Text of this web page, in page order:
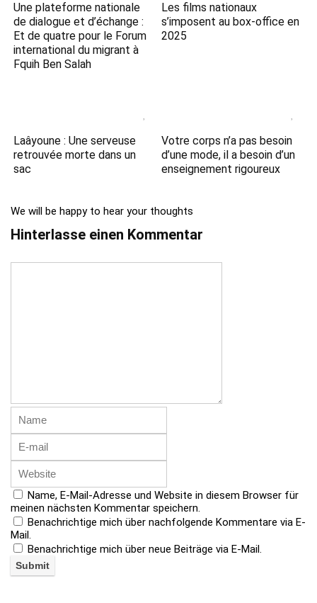
Une plateforme nationale
de dialogue et d’échange :
Et de quatre pour le Forum
international du migrant à
Fquih Ben Salah
Les films nationaux
s’imposent au box-office en
2025
Laâyoune : Une serveuse
retrouvée morte dans un
sac
Votre corps n’a pas besoin
d’une mode, il a besoin d’un
enseignement rigoureux
We will be happy to hear your thoughts
Hinterlasse einen Kommentar
Name, E-Mail-Adresse und Website in diesem Browser für
meinen nächsten Kommentar speichern.
Benachrichtige mich über nachfolgende Kommentare via E-
Mail.
Benachrichtige mich über neue Beiträge via E-Mail.